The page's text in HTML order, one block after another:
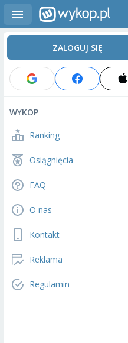
ZALOGUJ SIĘ
WYKOP
Ranking
Osiągnięcia
FAQ
O nas
Kontakt
Reklama
Regulamin